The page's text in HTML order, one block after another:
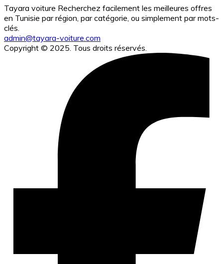
Tayara voiture Recherchez facilement les meilleures offres
en Tunisie par région, par catégorie, ou simplement par mots-
clés.
admin@tayara-voiture.com
Copyright © 2025. Tous droits réservés.